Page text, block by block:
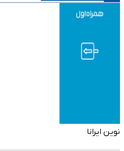
نوین ایرانا